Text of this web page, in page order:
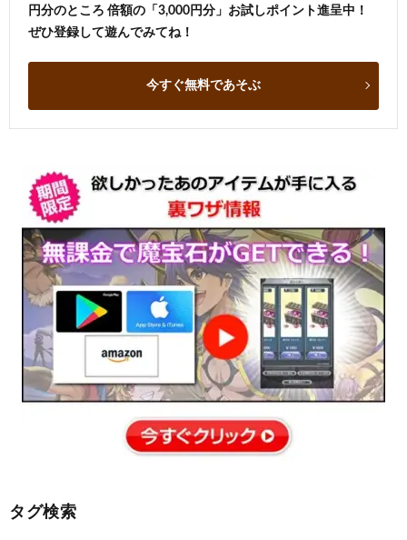
円分のところ 倍額の「3,000円分」お試しポイント進呈中！
ぜひ登録して遊んでみてね！
今すぐ無料であそぶ
タグ検索